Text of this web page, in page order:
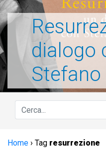
dialogo
Home › Tag resurrezione